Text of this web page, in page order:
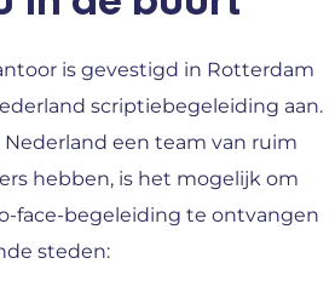
is gevestigd in Rotterdam
scriptiebegeleiding aan.
een team van ruim
hebben, is het mogelijk om
face-begeleiding te ontvangen
steden: